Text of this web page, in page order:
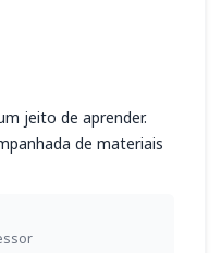
jeito de aprender.
de materiais